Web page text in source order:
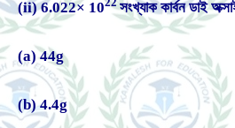
(ii) 6.022× 1022সংখ্যাক কার্বন ডাই
(a) 44g
(b) 4.4g